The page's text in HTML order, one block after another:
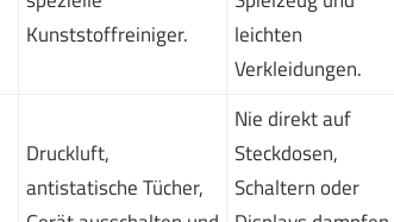
Kunststoffreiniger.
leichten
Verkleidungen.
Druckluft,
antistatische Tücher,
Nie direkt auf
Steckdosen,
Schaltern oder